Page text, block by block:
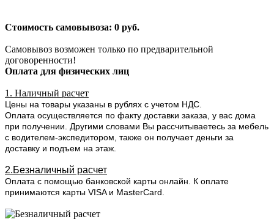
Стоимость самовывоза: 0 руб.
Самовывоз возможен только по предварительной
договоренности!
Оплата для физических лиц
1. Наличный расчет
Цены на товары указаны в рублях с учетом НДС.
Оплата осуществляется по факту доставки заказа, у вас дома
при получении. Другими словами Вы рассчитываетесь за мебель
с водителем-экспедитором, также он получает деньги за
доставку и подъем на этаж.
2.Безналичный расчет
Оплата с помощью банковской карты онлайн. К оплате
принимаются карты VISA и MasterCard.